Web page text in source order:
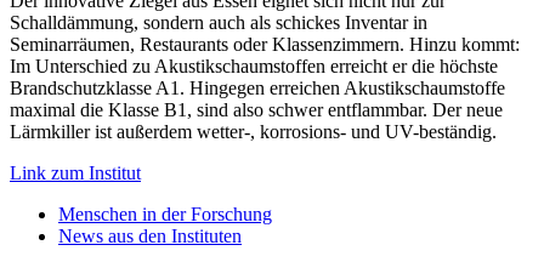
Schalldämmung, sondern auch als schickes Inventar in
Seminarräumen, Restaurants oder Klassenzimmern. Hinzu kommt:
Im Unterschied zu Akustikschaumstoffen erreicht er die höchste
Brandschutzklasse A1. Hingegen erreichen Akustikschaumstoffe
maximal die Klasse B1, sind also schwer entflammbar. Der neue
Lärmkiller ist außerdem wetter-, korrosions- und UV-beständig.
Link zum Institut
Menschen in der Forschung
News aus den Instituten